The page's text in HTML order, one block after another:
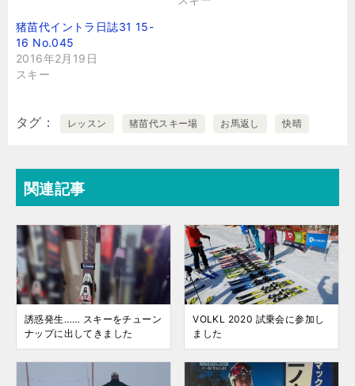
猪苗代イントラ日誌31 15-
16 No.045
2016年2月19日
スキー
タグ レッスン 猪苗代スキー場 お馬返し 快晴
関連記事
誘惑発生…… スキーをチューン
ナップに出してきました
VOLKL 2020 試乗会に参加し
ました